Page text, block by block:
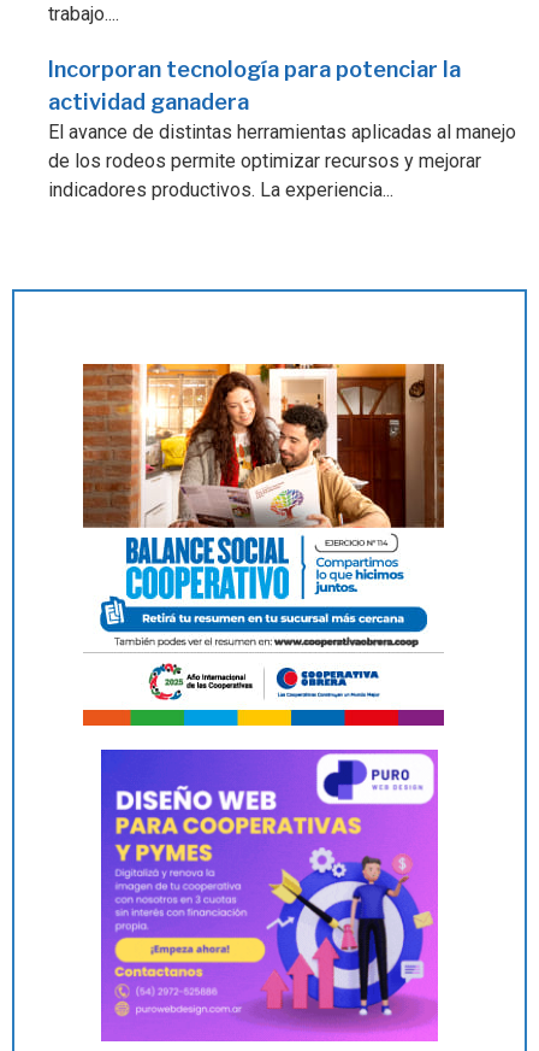
trabajo....
Incorporan tecnología para potenciar la
actividad ganadera
El avance de distintas herramientas aplicadas al manejo
de los rodeos permite optimizar recursos y mejorar
indicadores productivos. La experiencia...